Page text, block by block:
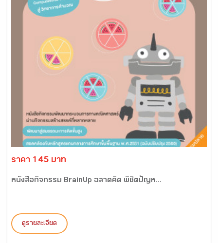
ราคา 145 บาท
หนังสือกิจกรรม BrainUp ฉลาดคิด พิชิตปัญห...
ดูรายละเอียด